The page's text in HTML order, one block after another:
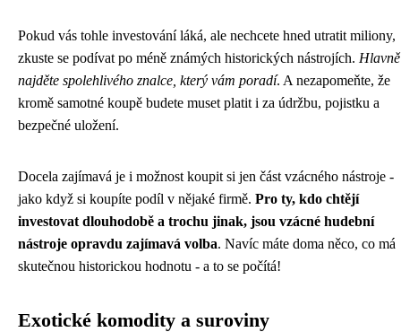
Pokud vás tohle investování láká, ale nechcete hned utratit miliony,
zkuste se podívat po méně známých historických nástrojích.
najděte spolehlivého znalce, který vám poradí. A nezapomeňte, že
kromě samotné koupě budete muset platit i za údržbu, pojistku a
bezpečné uložení.
Docela zajímavá je i možnost koupit si jen část vzácného nástroje -
jako když si koupíte podíl v nějaké firmě. Pro ty, kdo chtějí
investovat dlouhodobě a trochu jinak, jsou vzácné hudební
nástroje opravdu zajímavá volba. Navíc máte doma něco, co má
skutečnou historickou hodnotu - a to se počítá!
Exotické komodity a suroviny